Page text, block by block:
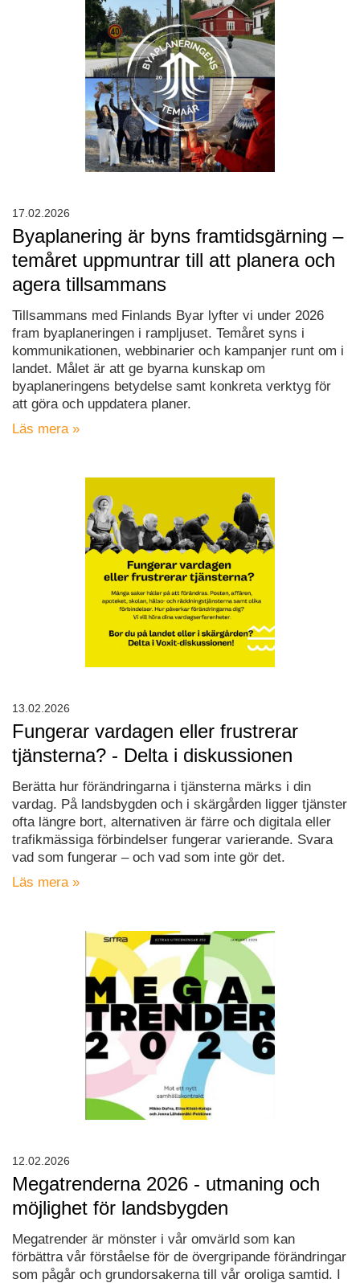
Byaplanering är byns framtidsgärning –
temåret uppmuntrar till att planera och
agera tillsammans
Tillsammans med Finlands Byar lyfter vi under 2026
fram byaplaneringen i rampljuset. Temåret syns i
kommunikationen, webbinarier och kampanjer runt om i
landet. Målet är att ge byarna kunskap om
byaplaneringens betydelse samt konkreta verktyg för
att göra och uppdatera planer.
Läs mera »
17.02.2026
Fungerar vardagen eller frustrerar
tjänsterna? - Delta i diskussionen
Berätta hur förändringarna i tjänsterna märks i din
vardag. På landsbygden och i skärgården ligger tjänster
ofta längre bort, alternativen är färre och digitala eller
trafikmässiga förbindelser fungerar varierande. Svara
vad som fungerar – och vad som inte gör det.
Läs mera »
13.02.2026
Megatrenderna 2026 - utmaning och
möjlighet för landsbygden
Megatrender är mönster i vår omvärld som kan
förbättra vår förståelse för de övergripande förändringar
som pågår och grundorsakerna till vår oroliga samtid. I
12.02.2026